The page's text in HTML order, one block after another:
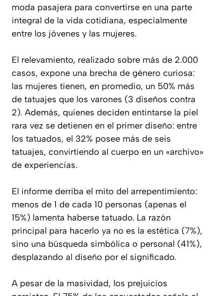
moda pasajera para convertirse en una parte
integral de la vida cotidiana, especialmente
entre los jóvenes y las mujeres.
El relevamiento, realizado sobre más de 2.000
casos, expone una brecha de género curiosa:
las mujeres tienen, en promedio, un 50% más
de tatuajes que los varones (3 diseños contra
2). Además, quienes deciden entintarse la piel
rara vez se detienen en el primer diseño: entre
los tatuados, el 32% posee más de seis
tatuajes, convirtiendo al cuerpo en un «archivo»
de experiencias.
El informe derriba el mito del arrepentimiento:
menos de 1 de cada 10 personas (apenas el
15%) lamenta haberse tatuado. La razón
principal para hacerlo ya no es la estética (7%),
sino una búsqueda simbólica o personal (41%),
desplazando al diseño por el significado.
A pesar de la masividad, los prejuicios